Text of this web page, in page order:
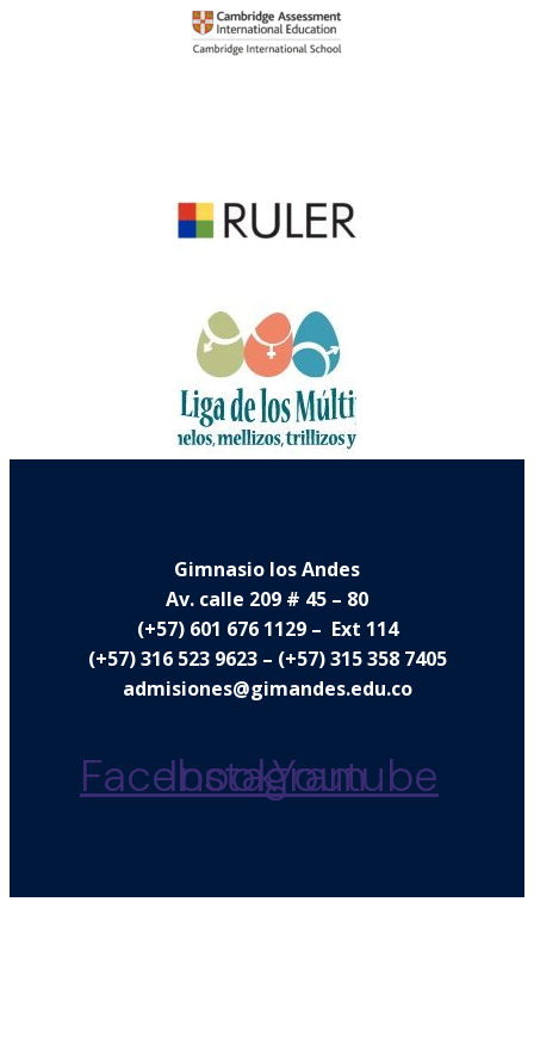
Gimnasio los Andes
Av. calle 209 # 45 – 80
(+57) 601 676 1129 – Ext 114
(+57) 316 523 9623 – (+57) 315 358 7405
admisiones@gimandes.edu.co
Facebook
Instagram
Youtube